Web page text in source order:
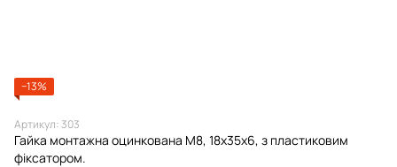
−13%
Артикул: 303
Гайка монтажна оцинкована М8, 18х35х6, з пластиковим
фіксатором.